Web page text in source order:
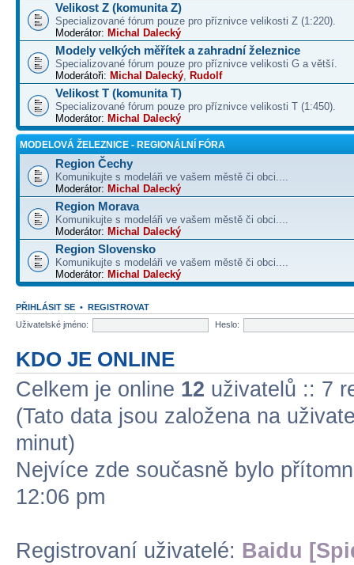
Velikost Z (komunita Z)
Specializované fórum pouze pro příznivce velikosti Z (1:220).
Moderátor: Michal Dalecký
Modely velkých měřítek a zahradní železnice
Specializované fórum pouze pro příznivce velikosti G a větší.
Moderátoři: Michal Dalecký, Rudolf
Velikost T (komunita T)
Specializované fórum pouze pro příznivce velikosti T (1:450).
Moderátor: Michal Dalecký
MODELOVÁ ŽELEZNICE - REGIONÁLNÍ FÓRA
Region Čechy
Komunikujte s modeláři ve vašem městě či obci....
Moderátor: Michal Dalecký
Region Morava
Komunikujte s modeláři ve vašem městě či obci....
Moderátor: Michal Dalecký
Region Slovensko
Komunikujte s modeláři ve vašem městě či obci....
Moderátor: Michal Dalecký
PŘIHLÁSIT SE • REGISTROVAT
Uživatelské jméno:
Heslo:
KDO JE ONLINE
Celkem je online 12 uživatelů :: 7
(Tato data jsou založena na
minut)
Nejvíce zde současně bylo
12:06 pm
Registrovaní uživatelé: Baidu